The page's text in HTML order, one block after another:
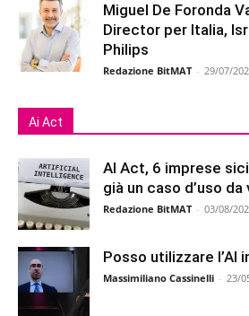
Miguel De Foronda
Director per Italia,
Philips
Redazione BitMAT - 29/07/
Ai Act
AI Act, 6 imprese
già un caso d’uso
Redazione BitMAT - 03/08/
Posso utilizzare l’AI
Massimiliano Cassinelli - 23/